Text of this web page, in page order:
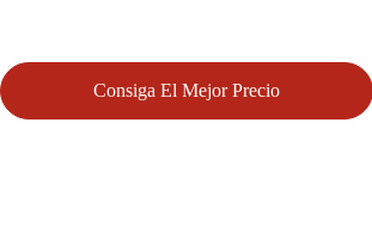
Consiga El Mejor Precio